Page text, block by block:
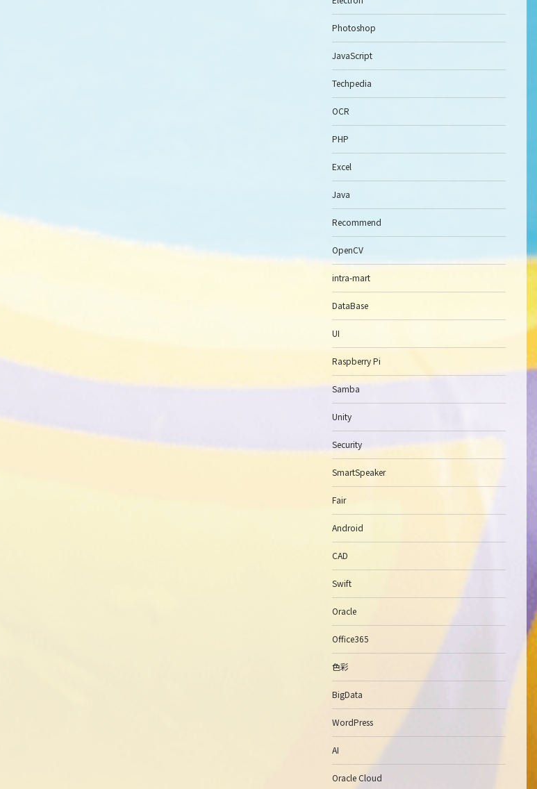
Photoshop
JavaScript
Techpedia
OCR
PHP
Excel
Java
Recommend
OpenCV
intra-mart
DataBase
UI
Raspberry Pi
Samba
Unity
Security
SmartSpeaker
Fair
Android
CAD
Swift
Oracle
Office365
色彩
BigData
WordPress
AI
Oracle Cloud